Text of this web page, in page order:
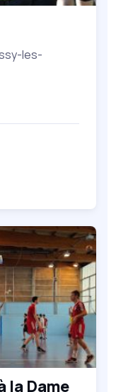
les-
la Dame